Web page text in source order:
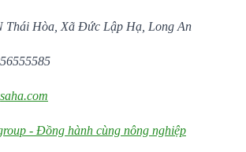
Thái Hòa, Xã Đức Lập Hạ, Long An
- Đồng hành cùng nông nghiệp